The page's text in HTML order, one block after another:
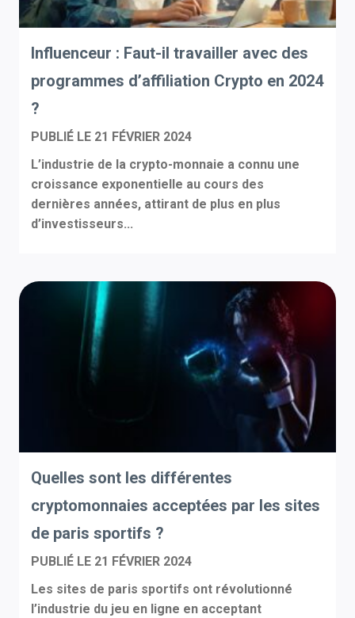
Influenceur : Faut-il travailler avec des
programmes d’affiliation Crypto en 2024
?
PUBLIÉ LE 21 FÉVRIER 2024
L’industrie de la crypto-monnaie a connu une
croissance exponentielle au cours des
dernières années, attirant de plus en plus
d’investisseurs...
Quelles sont les différentes
cryptomonnaies acceptées par les sites
de paris sportifs ?
PUBLIÉ LE 21 FÉVRIER 2024
Les sites de paris sportifs ont révolutionné
l’industrie du jeu en ligne en acceptant